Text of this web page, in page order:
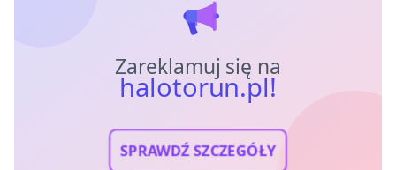
Zareklamuj się na
halotorun.pl!
SPRAWDŹ SZCZEGÓŁY